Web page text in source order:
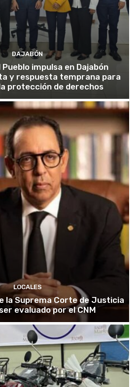
DAJABÓN
impulsa en Dajabón
y respuesta temprana para
protección de derechos
LOCALES
la Suprema Corte de Justicia
evaluado por el CNM